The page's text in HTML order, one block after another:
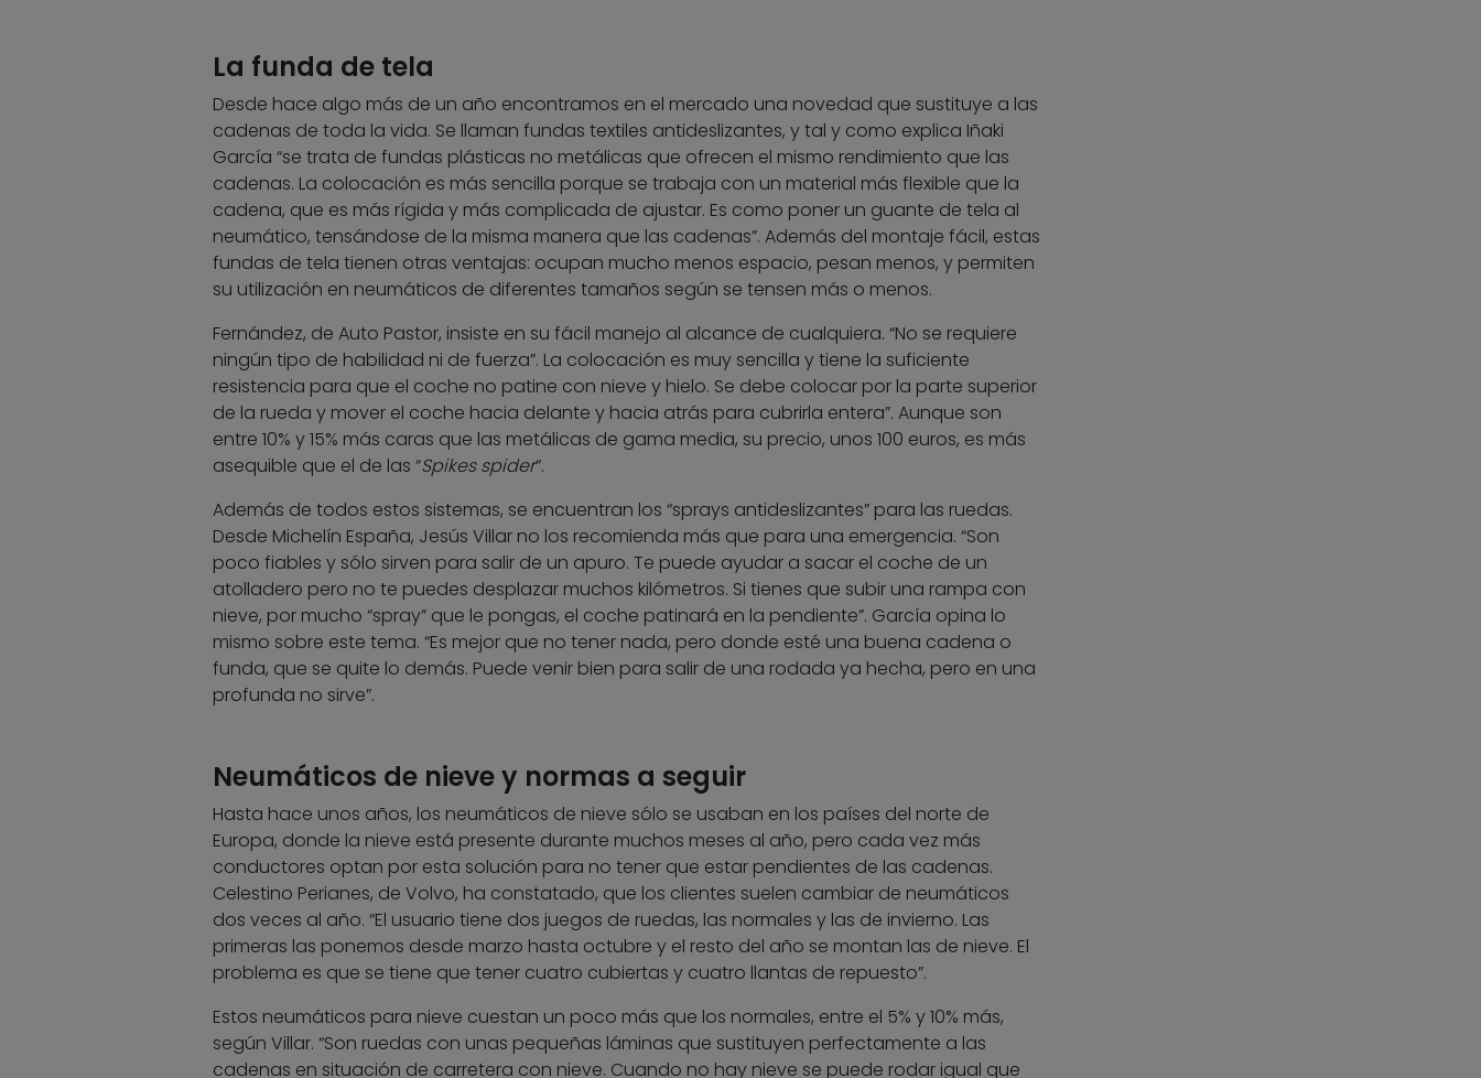
La funda de tela
Desde hace algo más de un año encontramos en el mercado una novedad que sustituye a las
cadenas de toda la vida. Se llaman fundas textiles antideslizantes, y tal y como explica Iñaki
García “se trata de fundas plásticas no metálicas que ofrecen el mismo rendimiento que las
cadenas. La colocación es más sencilla porque se trabaja con un material más flexible que la
cadena, que es más rígida y más complicada de ajustar. Es como poner un guante de tela al
neumático, tensándose de la misma manera que las cadenas”. Además del montaje fácil, estas
fundas de tela tienen otras ventajas: ocupan mucho menos espacio, pesan menos, y permiten
su utilización en neumáticos de diferentes tamaños según se tensen más o menos.
Fernández, de Auto Pastor, insiste en su fácil manejo al alcance de cualquiera. “No se requiere
ningún tipo de habilidad ni de fuerza”. La colocación es muy sencilla y tiene la suficiente
resistencia para que el coche no patine con nieve y hielo. Se debe colocar por la parte superior
de la rueda y mover el coche hacia delante y hacia atrás para cubrirla entera”. Aunque son
entre 10% y 15% más caras que las metálicas de gama media, su precio, unos 100 euros, es más
asequible que el de las “Spikes spider“.
Además de todos estos sistemas, se encuentran los “sprays antideslizantes” para las ruedas.
Desde Michelín España, Jesús Villar no los recomienda más que para una emergencia. “Son
poco fiables y sólo sirven para salir de un apuro. Te puede ayudar a sacar el coche de un
atolladero pero no te puedes desplazar muchos kilómetros. Si tienes que subir una rampa con
nieve, por mucho “spray” que le pongas, el coche patinará en la pendiente”. García opina lo
mismo sobre este tema. “Es mejor que no tener nada, pero donde esté una buena cadena o
funda, que se quite lo demás. Puede venir bien para salir de una rodada ya hecha, pero en una
profunda no sirve”.
Neumáticos de nieve y normas a seguir
Hasta hace unos años, los neumáticos de nieve sólo se usaban en los países del norte de
Europa, donde la nieve está presente durante muchos meses al año, pero cada vez más
conductores optan por esta solución para no tener que estar pendientes de las cadenas.
Celestino Perianes, de Volvo, ha constatado, que los clientes suelen cambiar de neumáticos
dos veces al año. “El usuario tiene dos juegos de ruedas, las normales y las de invierno. Las
primeras las ponemos desde marzo hasta octubre y el resto del año se montan las de nieve. El
problema es que se tiene que tener cuatro cubiertas y cuatro llantas de repuesto”.
Estos neumáticos para nieve cuestan un poco más que los normales, entre el 5% y 10% más,
según Villar. “Son ruedas con unas pequeñas láminas que sustituyen perfectamente a las
cadenas en situación de carretera con nieve. Cuando no hay nieve se puede rodar igual que